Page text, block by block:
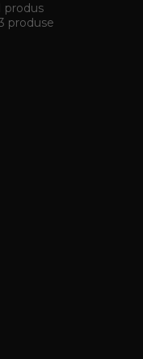
produs
produse